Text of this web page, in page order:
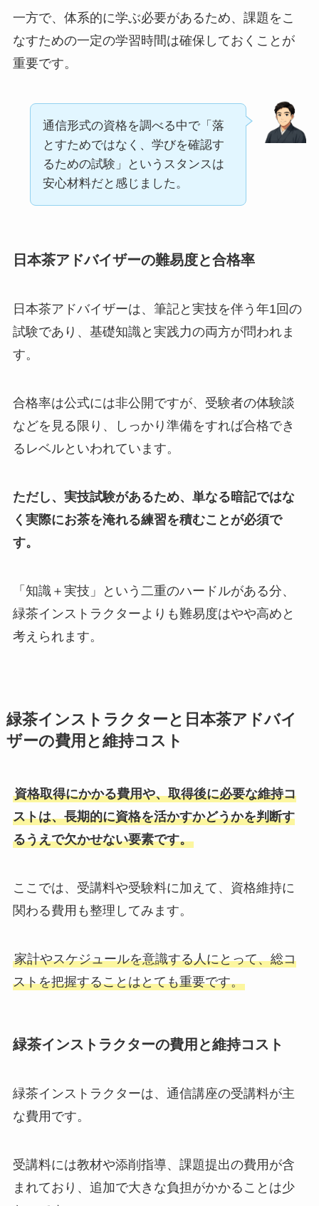
一方で、体系的に学ぶ必要があるため、課題をこ
なすための一定の学習時間は確保しておくことが
重要です。
通信形式の資格を調べる中で「落
とすためではなく、学びを確認す
るための試験」というスタンスは
安心材料だと感じました。
日本茶アドバイザーの難易度と合格率
日本茶アドバイザーは、筆記と実技を伴う年1回の
試験であり、基礎知識と実践力の両方が問われま
す。
合格率は公式には非公開ですが、受験者の体験談
などを見る限り、しっかり準備をすれば合格でき
るレベルといわれています。
ただし、実技試験があるため、単なる暗記ではな
く実際にお茶を淹れる練習を積むことが必須で
す。
「知識＋実技」という二重のハードルがある分、
緑茶インストラクターよりも難易度はやや高めと
考えられます。
緑茶インストラクターと日本茶アドバイ
ザーの費用と維持コスト
資格取得にかかる費用や、取得後に必要な維持コ
ストは、長期的に資格を活かすかどうかを判断す
るうえで欠かせない要素です。
ここでは、受講料や受験料に加えて、資格維持に
関わる費用も整理してみます。
家計やスケジュールを意識する人にとって、総コ
ストを把握することはとても重要です。
緑茶インストラクターの費用と維持コスト
緑茶インストラクターは、通信講座の受講料が主
な費用です。
受講料には教材や添削指導、課題提出の費用が含
まれており、追加で大きな負担がかかることは少